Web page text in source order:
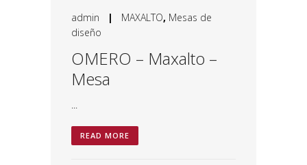
admin | MAXALTO, Mesas de
diseño
OMERO – Maxalto –
Mesa
...
READ MORE